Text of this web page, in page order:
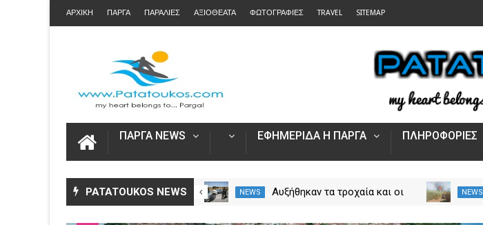
ΑΡΧΙΚΗ ΠΑΡΓΑ ΠΑΡΑΛΙΕΣ ΑΞΙΟΘΕΑΤΑ ΦΩΤΟΓΡΑΦΙΕΣ TRAVEL SITEMAP
ΠΑΡΓΑ NEWS ΕΦΗΜΕΡΙΔΑ Η ΠΑΡΓΑ ΠΛΗΡΟΦΟΡΙΕΣ
PATATOUKOS NEWS
Άνοιξε η πλατφόρμα myAGRO
για τις αγροτικές ενισχύσεις
NEWS
Αυξήθηκαν τα τροχαία και οι
NEWS